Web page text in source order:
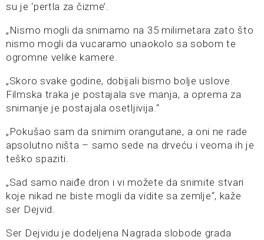
su je ‘pertla za čizme’.
„Nismo mogli da snimamo na 35 milimetara zato što
nismo mogli da vucaramo unaokolo sa sobom te
ogromne velike kamere.
„Skoro svake godine, dobijali bismo bolje uslove.
Filmska traka je postajala sve manja, a oprema za
snimanje je postajala osetljivija.“
„Pokušao sam da snimim orangutane, a oni ne rade
apsolutno ništa – samo sede na drveću i veoma ih je
teško spaziti.
„Sad samo naiđe dron i vi možete da snimite stvari
koje nikad ne biste mogli da vidite sa zemlje“, kaže
ser Dejvid.
Ser Dejvidu je dodeljena Nagrada slobode grada